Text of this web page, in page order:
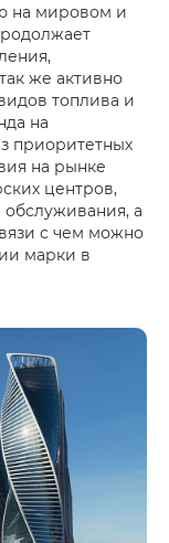
на мировом и
же активно
топлива и
на
приоритетных
на рынке
центров,
а
с чем можно
марки в